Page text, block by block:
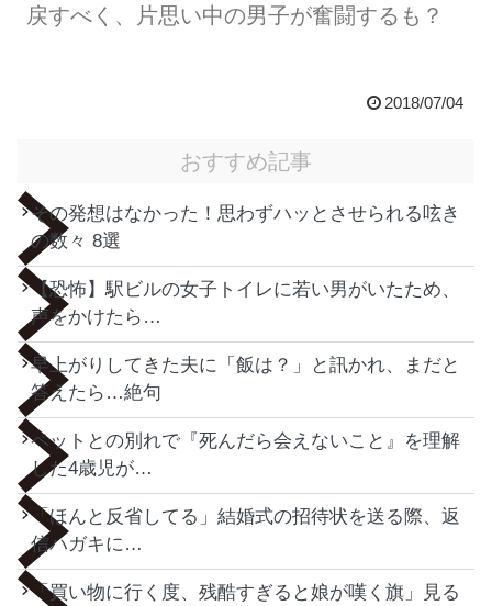
戻すべく、片思い中の男子が奮闘するも？
2018/07/04
おすすめ記事
その発想はなかった！思わずハッとさせられる呟き
の数々 8選
【恐怖】駅ビルの女子トイレに若い男がいたため、
声をかけたら…
早上がりしてきた夫に「飯は？」と訊かれ、まだと
答えたら…絶句
ペットとの別れで『死んだら会えないこと』を理解
した4歳児が…
「ほんと反省してる」結婚式の招待状を送る際、返
信ハガキに…
「買い物に行く度、残酷すぎると娘が嘆く旗」見る